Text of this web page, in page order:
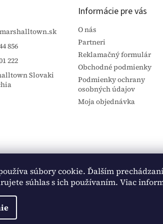
súbory cookie. Ďalším
súhlas s ich používaním. Viac
marshalltown.sk
856
222
Slovaki
Informácie pre vás
O nás
Partneri
Reklamačný formulár
Obchodné podmienky
Podmienky ochrany
osobných údajov
Moja objednávka